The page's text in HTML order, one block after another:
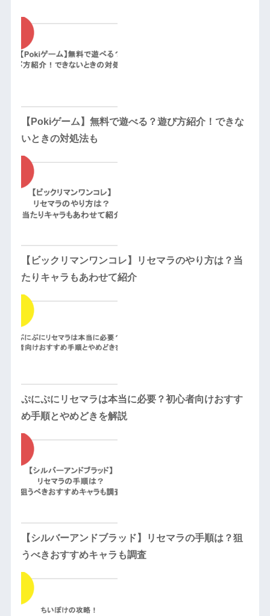
【Pokiゲーム】無料で遊べる？遊び方紹介！できな
いときの対処法も
【ビックリマンワンコレ】リセマラのやり方は？当
たりキャラもあわせて紹介
ぷにぷにリセマラは本当に必要？初心者向けおすす
め手順とやめどきを解説
【シルバーアンドブラッド】リセマラの手順は？狙
うべきおすすめキャラも調査